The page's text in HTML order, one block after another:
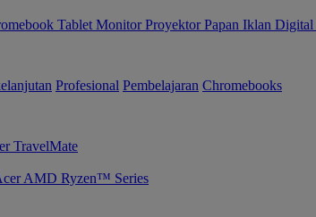
Tablet MonitorProyektorPapan Iklan Digital
Profesional Pembelajaran Chromebooks
TravelMate
AMD Ryzen™ Series